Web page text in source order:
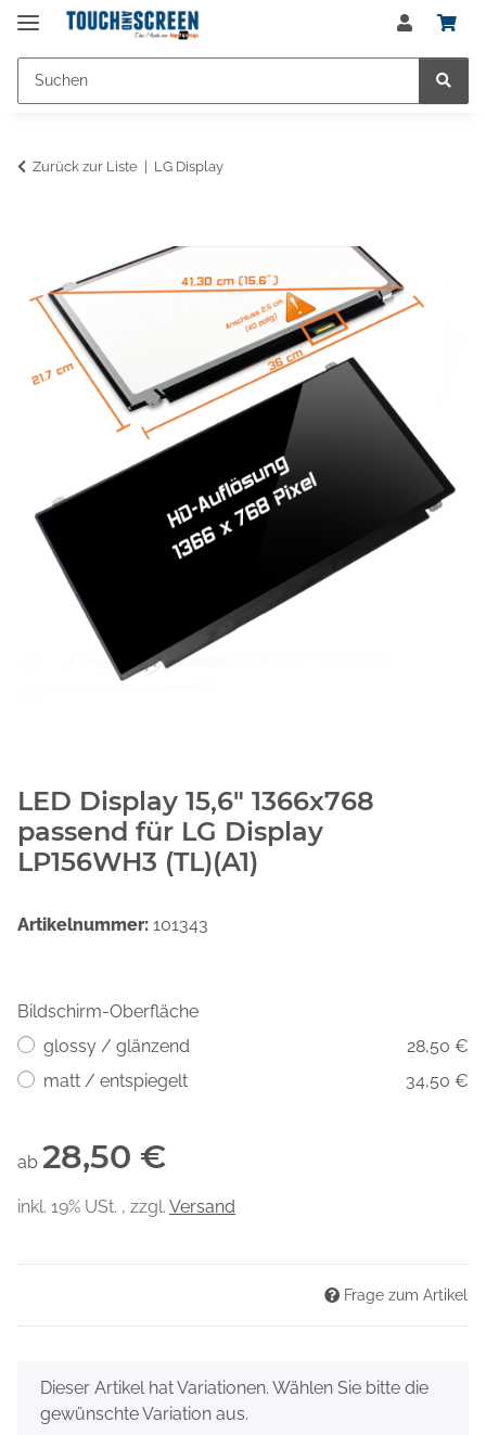
Zurück zur Liste LG Display
LED Display 15,6" 1366x768
passend für LG Display
LP156WH3 (TL)(A1)
Artikelnummer: 101343
Bildschirm-Oberfläche
glossy / glänzend
28,50 €
matt / entspiegelt
34,50 €
ab 28,50 €
inkl. 19% USt. , zzgl. Versand
Frage zum Artikel
x
Dieser Artikel hat Variationen. Wählen Sie bitte die
gewünschte Variation aus.